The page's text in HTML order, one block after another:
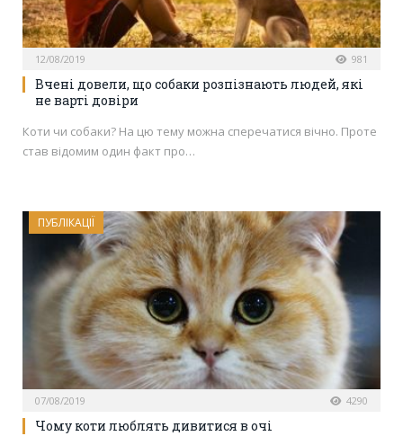
12/08/2019 981
Вчені довели, що собаки розпізнають людей, які
не варті довіри
Коти чи собаки? На цю тему можна сперечатися вічно. Проте
став відомим один факт про…
ПУБЛІКАЦІЇ
07/08/2019 4290
Чому коти люблять дивитися в очі